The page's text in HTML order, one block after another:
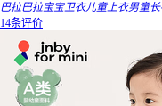
巴拉巴拉宝宝卫衣儿童上衣男童
14条评价